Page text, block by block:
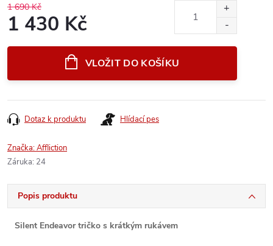
1 690 Kč
1 430 Kč
VLOŽIT DO KOŠÍKU
Dotaz k produktu Hlídací pes
Značka:Affliction
Záruka: 24
Popis produktu
Silent Endeavor tričko s krátkým rukávem